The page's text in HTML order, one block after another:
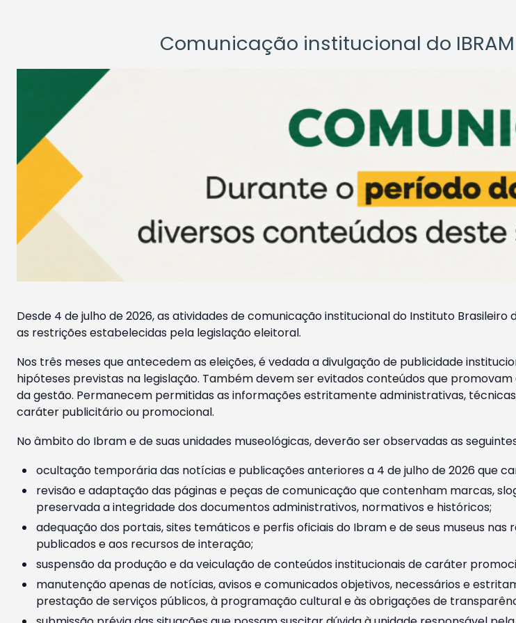
Comunicação institucional do
Desde 4 de julho de 2026, as atividades de comunicação institucional do Instituto
as restrições estabelecidas pela legislação eleitoral.
Nos três meses que antecedem as eleições, é vedada a divulgação de publicidade
hipóteses previstas na legislação. Também devem ser evitados conteúdos que
da gestão. Permanecem permitidas as informações estritamente administrativas,
caráter publicitário ou promocional.
No âmbito do Ibram e de suas unidades museológicas, deverão ser observadas as
ocultação temporária das notícias e publicações anteriores a 4 de julho de 2026 que
revisão e adaptação das páginas e peças de comunicação que contenham marcas,
preservada a integridade dos documentos administrativos, normativos e históricos;
adequação dos portais, sites temáticos e perfis oficiais do Ibram e de seus museus nas
publicados e aos recursos de interação;
suspensão da produção e da veiculação de conteúdos institucionais de caráter
manutenção apenas de notícias, avisos e comunicados objetivos, necessários e
prestação de serviços públicos, à programação cultural e às obrigações de